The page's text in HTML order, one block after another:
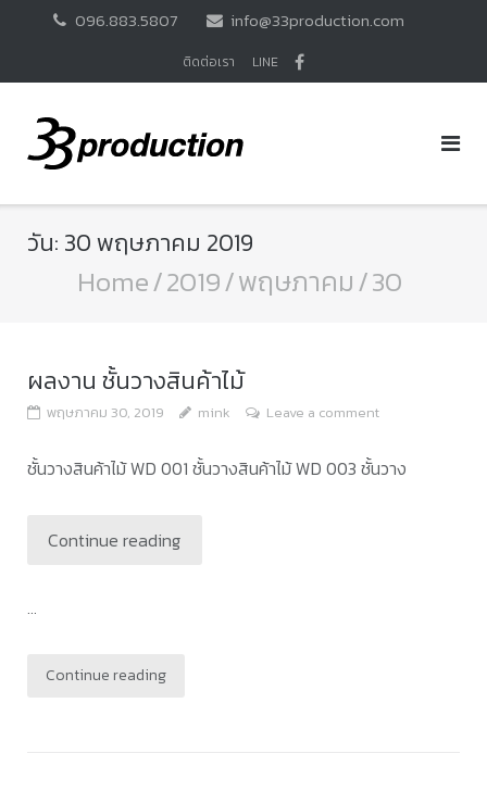
096.883.5807 info@33production.com
ติดต่อเรา LINE
วัน: 30 พฤษภาคม 2019
Home/2019/พฤษภาคม/30
ผลงาน ชั้นวางสินค้าไม้
พฤษภาคม 30, 2019 mink Leave a comment
ชั้นวางสินค้าไม้ WD 001 ชั้นวางสินค้าไม้ WD 003 ชั้นวาง
Continue reading
...
Continue reading